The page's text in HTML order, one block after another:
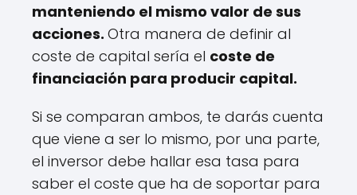
manteniendo el mismo valor de sus
acciones. Otra manera de definir al
coste de capital sería el coste de
financiación para producir capital.
Si se comparan ambos, te darás cuenta
que viene a ser lo mismo, por una parte,
el inversor debe hallar esa tasa para
saber el coste que ha de soportar para